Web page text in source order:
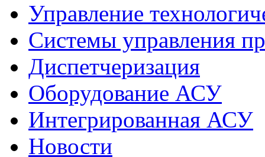
Управление
Системы управления
Диспетчеризация
Оборудование АСУ
Интегрированная АСУ
Новости